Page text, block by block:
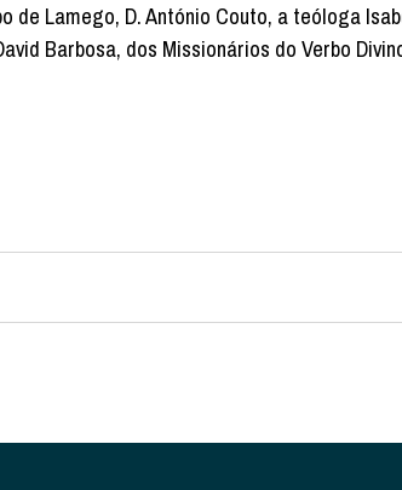
Lamego, D. António Couto, a teóloga
Barbosa, dos Missionários do Verbo